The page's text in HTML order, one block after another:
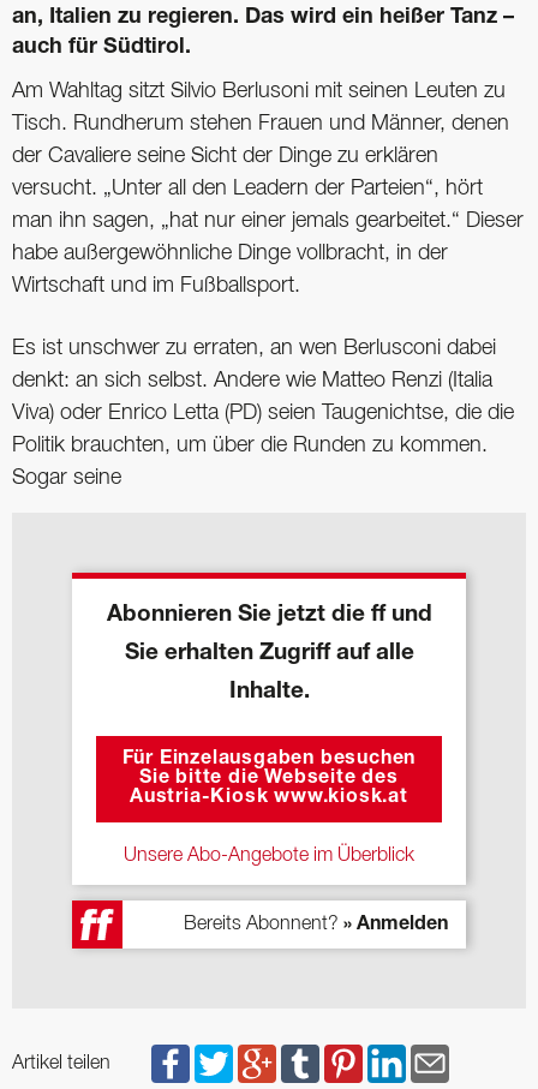
an, Italien zu regieren. Das wird ein heißer Tanz –
auch für Südtirol.
Am Wahltag sitzt Silvio Berlusoni mit seinen Leuten zu
Tisch. Rundherum stehen Frauen und Männer, denen
der Cavaliere seine Sicht der Dinge zu erklären
versucht. „Unter all den Leadern der Parteien“, hört
man ihn sagen, „hat nur einer jemals gearbeitet.“ Dieser
habe außergewöhnliche Dinge vollbracht, in der
Wirtschaft und im Fußballsport.
Es ist unschwer zu erraten, an wen Berlusconi dabei
denkt: an sich selbst. Andere wie Matteo Renzi (Italia
Viva) oder Enrico Letta (PD) seien Taugenichtse, die die
Politik brauchten, um über die Runden zu kommen.
Sogar seine
Abonnieren Sie jetzt die ff und
Sie erhalten Zugriff auf alle
Inhalte.
Für Einzelausgaben besuchen
Sie bitte die Webseite des
Austria-Kiosk www.kiosk.at
Unsere Abo-Angebote im Überblick
Bereits Abonnent? » Anmelden
Artikel teilen